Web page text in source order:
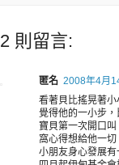
2 則留言:
匿名 2008年4月
看著貝比搖晃著
覺得他的一小步
寶貝第一次開口
窩心得想給他一切
小朋友身心發展有